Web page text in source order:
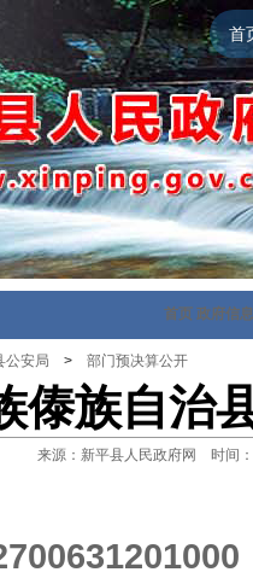
首
首页 政府信
公安局 > 部门预决算公开
傣族自治
来源：新平县人民政府网 时间